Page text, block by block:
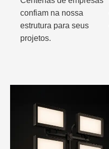
confiam na nossa
estrutura para seus
projetos.